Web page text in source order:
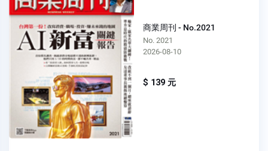
商業周刊 - No.2021
No. 2021
2026-08-10
$ 139 元